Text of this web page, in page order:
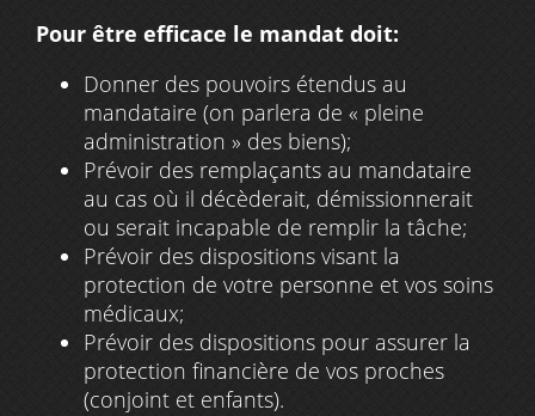
Pour être efficace le mandat doit:
Donner des pouvoirs étendus au
mandataire (on parlera de « pleine
administration » des biens);
Prévoir des remplaçants au mandataire
au cas où il décèderait, démissionnerait
ou serait incapable de remplir la tâche;
Prévoir des dispositions visant la
protection de votre personne et vos soins
médicaux;
Prévoir des dispositions pour assurer la
protection financière de vos proches
(conjoint et enfants).